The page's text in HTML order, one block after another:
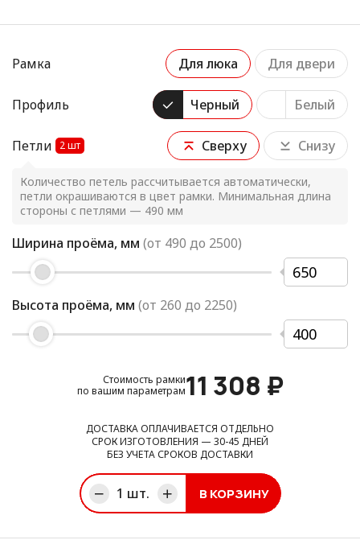
Рамка Для люка Для двери
Профиль Черный Белый
Петли 2шт Сверху Снизу
Количество петель рассчитывается автоматически,
петли окрашиваются в цвет рамки. Минимальная длина
стороны с петлями — 490 мм
Ширина проёма, мм (от 490 до 2500)
Высота проёма, мм (от 260 до 2250)
Стоимость рамки
по вашим параметрам11 308 ₽
ДОСТАВКА ОПЛАЧИВАЕТСЯ ОТДЕЛЬНО
СРОК ИЗГОТОВЛЕНИЯ — 30-45 ДНЕЙ
БЕЗ УЧЕТА СРОКОВ ДОСТАВКИ
1 шт. В КОРЗИНУ